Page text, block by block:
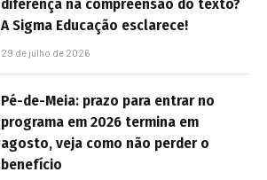
diferença na compreensão do texto?
A Sigma Educação esclarece!
29 de julho de 2026
Pé-de-Meia: prazo para entrar no
programa em 2026 termina em
agosto, veja como não perder o
benefício